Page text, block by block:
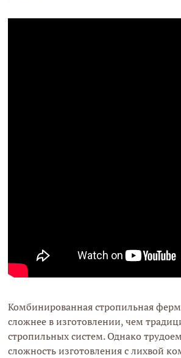
Комбинированная стропильная
сложнее в изготовлении, чем
стропильных систем. Однако
сложность изготовления с лихвой